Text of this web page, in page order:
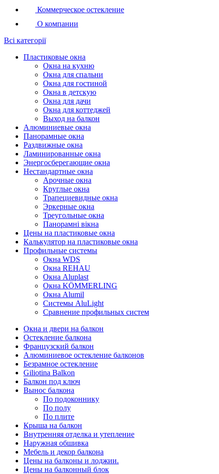
Коммерческое остекление
О компании
Всі категорії
Пластиковые окна
Окна на кухню
Окна для спальни
Окна для гостиной
Окна в детскую
Окна для дачи
Окна для коттеджей
Выход на балкон
Алюминиевые окна
Панорамные окна
Раздвижные окна
Ламинированные окна
Энергосберегающие окна
Нестандартные окна
Арочные окна
Круглые окна
Трапециевидные окна
Эркерные окна
Треугольные окна
Панорамні вікна
Цены на пластиковые окна
Калькулятор на пластиковые окна
Профильные системы
Окна WDS
Окна REHAU
Окна Aluplast
Окна KÖMMERLING
Окна Alumil
Системы AluLight
Сравнение профильных систем
Окна и двери на балкон
Остекление балкона
Французский балкон
Алюминиевое остекление балконов
Безрамное остекление
Giliotina Balkon
Балкон под ключ
Вынос балкона
По подоконнику
По полу
По плите
Крыша на балкон
Внутренняя отделка и утепление
Наружная обшивка
Мебель и декор балкона
Цены на балконы и лоджии.
Цены на балконный блок